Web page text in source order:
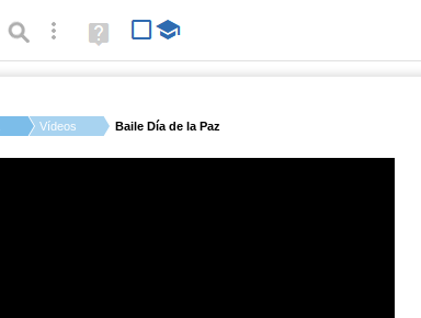
Búsqueda avanzada
Ayuda
(en
Vídeos Baile Día de la Paz